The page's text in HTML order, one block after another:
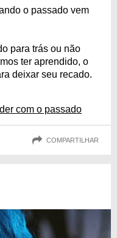
o passado vem
para trás ou não
ter aprendido, o
deixar seu recado.
com o passado
COMPARTILHAR